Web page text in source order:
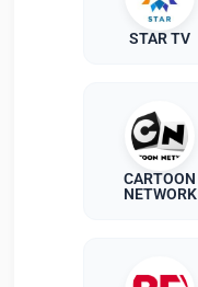
STAR TV
CARTOON
NETWORK